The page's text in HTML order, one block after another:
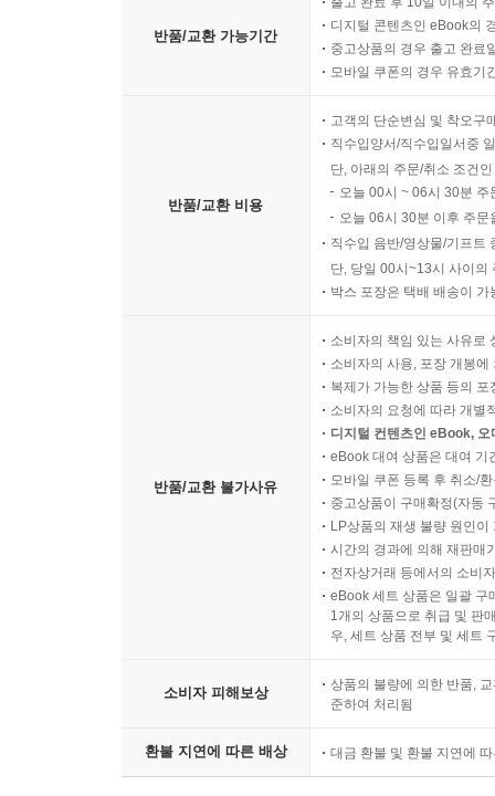
반품/교환 가능기간
디지털 콘텐츠인 eBook의
중고상품의 경우 출고 완료
모바일 쿠폰의 경우 유효기
반품/교환 비용
고객의 단순변심 및 착오구
직수입양서/직수입일서중
단, 아래의 주문/취소 조건
오늘 00시 ~ 06시 30분
오늘 06시 30분 이후 주
직수입 음반/영상물/기프트
단, 당일 00시~13시 사이의
박스 포장은 택배 배송이
반품/교환 불가사유
소비자의 책임 있는 사유로
소비자의 사용, 포장 개봉
복제가 가능한 상품 등의
소비자의 요청에 따라 개별
디지털 컨텐츠인 eBook,
eBook 대여 상품은 대여 기
모바일 쿠폰 등록 후 취소/
중고상품이 구매확정(자동
LP상품의 재생 불량 원인
시간의 경과에 의해 재판매
전자상거래 등에서의 소비
eBook 세트 상품은 일괄 구
1개의 상품으로 취급 및 판
우, 세트 상품 전부 및 세트
소비자 피해보상
상품의 불량에 의한 반품,
준하여 처리됨
환불 지연에 따른 배상 대금 환불 및 환불 지연에